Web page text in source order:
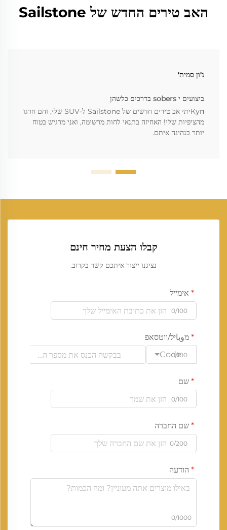
האב טירים החדש של Sailstone
ג'ון סמית'
ביצועים י sobers בדרכים כלשהן
Купיתי אב טירים חדשים של Sailstone ל-SUV שלי, והם חרגו
מהציפיות שלי! האחיזה בתנאי לחות מרשימה, ואני מרגיש בטוח
יותר בנהיגה איתם.
קבלו הצעת מחיר חינם
נציגנו ייצור איתכם קשר בקרוב.
אימייל
0/100
מوباיל/ווטסאפ
Code
0/100
שם
0/100
שם החברה
0/200
הודעה
0/1000